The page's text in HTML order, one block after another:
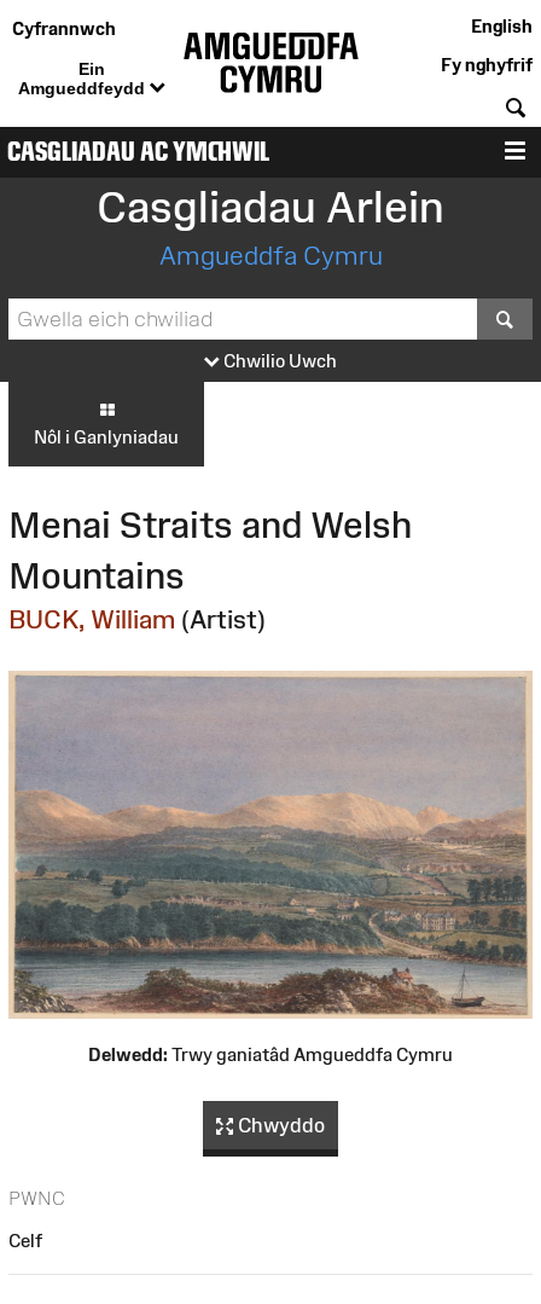
Cyfrannwch
Ein
Amgueddfeydd
English
Fy nghyfrif
CASGLIADAU AC YMCHWIL
Casgliadau Arlein
Amgueddfa Cymru
Chwilio Uwch
Nôl i Ganlyniadau
Menai Straits and Welsh
Mountains
BUCK, William (Artist)
Delwedd: Trwy ganiatâd Amgueddfa Cymru
Chwyddo
PWNC
Celf